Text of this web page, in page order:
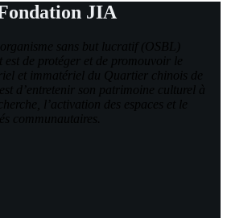
JIA
sans but lucratif (OSBL)
de protéger et de promouvoir le
et immatériel du Quartier chinois de
d’entretenir son patrimoine culturel à
l’activation des espaces et le
communautaires.